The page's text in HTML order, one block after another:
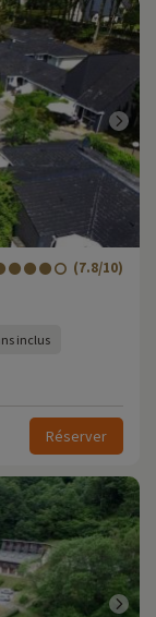
(7.8/10)
inclus
Réserver